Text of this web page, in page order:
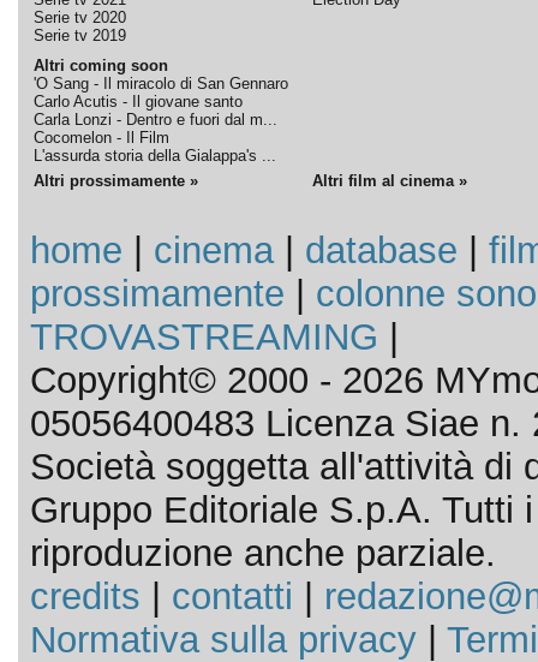
Serie tv 2020
Serie tv 2019
Altri coming soon
'O Sang - Il miracolo di San Gennaro
Carlo Acutis - Il giovane santo
Carla Lonzi - Dentro e fuori dal m...
Cocomelon - Il Film
L'assurda storia della Gialappa's ...
Altri prossimamente » Altri film al cinema »
home cinema| database
prossimamente
colonne
TROVASTREAMING
Copyright© 2000 - 2026
05056400483 Licenza Siae n.
Società soggetta all'attività di
Gruppo Editoriale S.p.A. Tutti
riproduzione anche parziale.
credits
contatti
Normativa sulla privacy|